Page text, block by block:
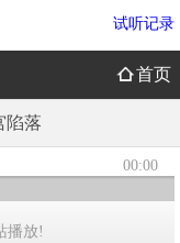
试听记录
首页
陷落
00:00
播放!